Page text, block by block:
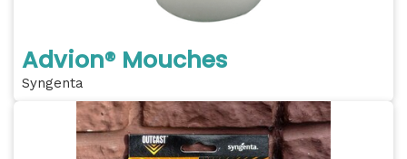
Advion® Mouches
Syngenta